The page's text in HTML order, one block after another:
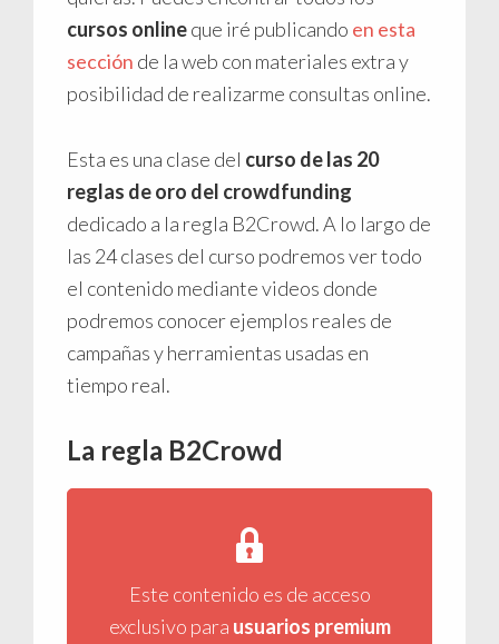
cursos onlineque iré publicando en esta
sección de la web con materiales extra y
posibilidad de realizarme consultas online.
Esta es una clase del curso de las 20
reglas de oro del crowdfunding
dedicado a la regla B2Crowd. A lo largo de
las 24 clases del curso podremos ver todo
el contenido mediante videos donde
podremos conocer ejemplos reales de
campañas y herramientas usadas en
tiempo real.
La regla B2Crowd
Este contenido es de acceso
exclusivo para usuarios premium